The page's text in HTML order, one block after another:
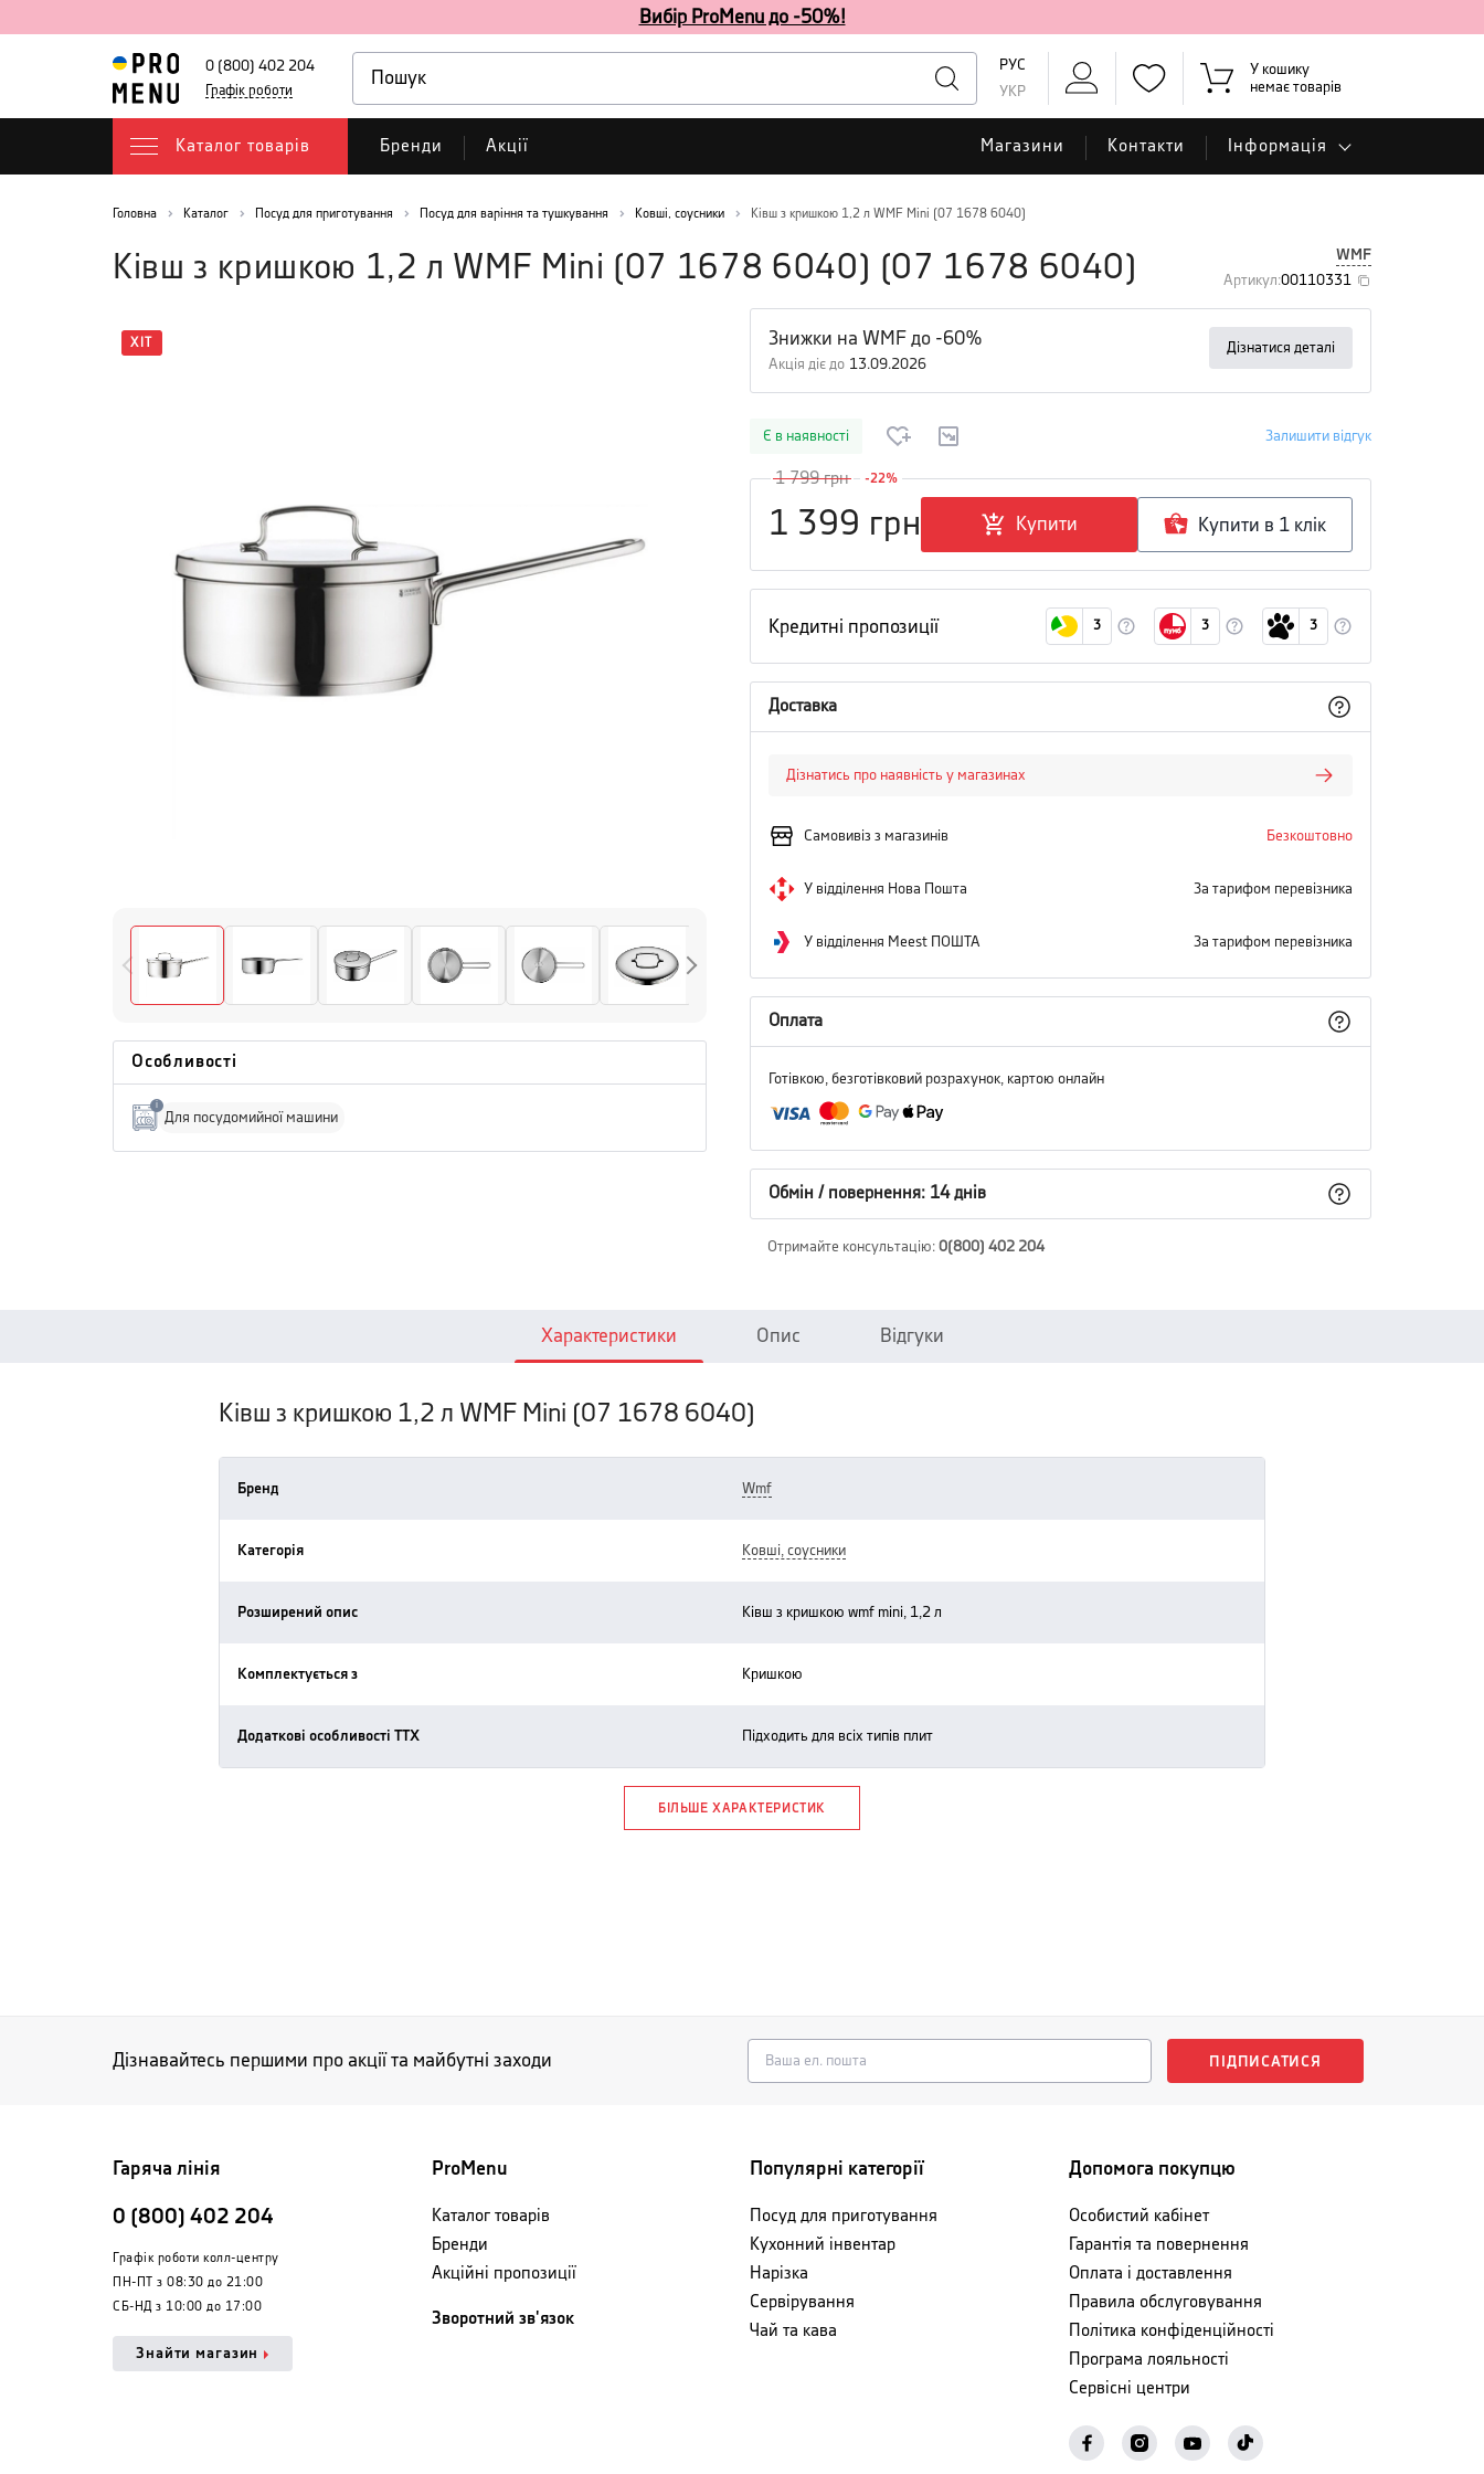
Вибір ProMenu до -50%!
0 (800) 402 204
Графік роботи
РУС
УКР
У кошику
немає товарів
Каталог товарів Бренди Акції Магазини Контакти Інформація
Головна Каталог Посуд для приготування Посуд для варіння та тушкування Ковші, соусники Ківш з кришкою 1,2 л WMF Mini (07 1678 6040)
Ківш з кришкою 1,2 л WMF Mini (07 1678 6040) (07 1678 6040 )
WMF
Артикул:00110331
ХІТ
Особливості
i
Для посудомийної машини
Знижки на WMF до -60%
Акція діє до 13.09.2026
Дізнатися деталі
Є в наявності Залишити відгук
1 799грн -22%
1 399 грн Купити Купити в 1 клiк
Кредитні пропозиції 3 3 3
Доставка
Дізнатись про наявність у магазинах
Самовивіз з магазинів Безкоштовно
У відділення Нова Пошта За тарифом перевізника
У відділення Meest ПОШТА За тарифом перевізника
Оплата
Готівкою, безготівковий розрахунок, картою онлайн
Обмін / повернення: 14 днів
Отримайте консультацію: 0(800) 402 204
Характеристики Опис Відгуки
Ківш з кришкою 1,2 л WMF Mini (07 1678 6040)
Бренд wmf
Категорія ковші, соусники
Розширений опис ківш з кришкою wmf mini, 1,2 л
Комплектується з кришкою
Додаткові особливості ТТХ підходить для всіх типів плит
БІЛЬШЕ ХАРАКТЕРИСТИК
Дізнавайтесь першими про акції та майбутні заходи ПІДПИСАТИСЯ
Гаряча лінія
0 (800) 402 204
Графік роботи колл-центру
ПН-ПТ з 08:30 до 21:00
СБ-НД з 10:00 до 17:00
Знайти магазин
ProMenu
Каталог товарів
Бренди
Акційні пропозиції
Зворотний зв'язок
Популярні категорії
Посуд для приготування
Кухонний інвентар
Нарізка
Сервірування
Чай та кава
Допомога покупцю
Особистий кабінет
Гарантія та повернення
Оплата і доставлення
Правила обслуговування
Політика конфіденційності
Програма лояльності
Сервісні центри